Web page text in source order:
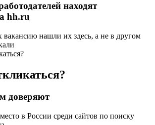
находят
hh.ru
вакансию нашли их здесь, а не в другом
доверяют
в России среди сайтов по поиску